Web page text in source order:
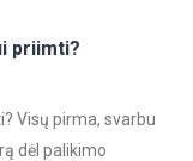
priimti?
Visų pirma, svarbu
dėl palikimo